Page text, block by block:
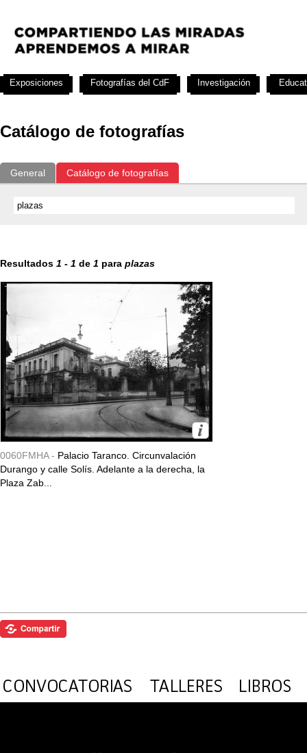
Catálogo de fotografías
General Catálogo de fotografías
Resultados 1 - 1 de 1 para plazas
0060FMHA - Palacio Taranco. Circunvalación
Durango y calle Solís. Adelante a la derecha, la
Plaza Zab...
Exposiciones Fotografías del CdF Investigación